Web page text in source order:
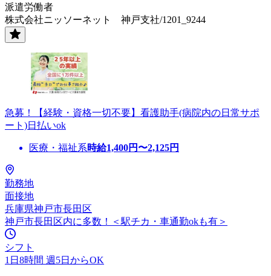
派遣労働者
株式会社ニッソーネット 神戸支社/1201_9244
急募！【経験・資格一切不要】看護助手(病院内の日常サポ
ート)日払いok
医療・福祉系時給1,400円〜2,125円
勤務地
面接地
兵庫県神戸市長田区
神戸市長田区内に多数！＜駅チカ・車通勤okも有＞
シフト
1日8時間 週5日からOK